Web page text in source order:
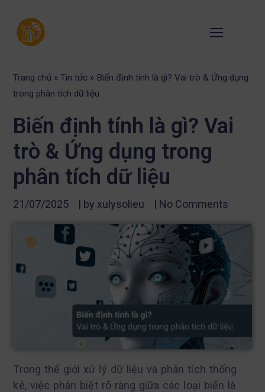
Trang chủ »Tin tức » Biến định tính là gì? Vai trò & Ứng dụng
trong phân tích dữ liệu
Biến định tính là gì? Vai
trò & Ứng dụng trong
phân tích dữ liệu
21/07/2025 | by xulysolieu | No Comments
Trong thế giới xử lý dữ liệu và phân tích thống
kê, việc phân biệt rõ ràng giữa các loại biến là